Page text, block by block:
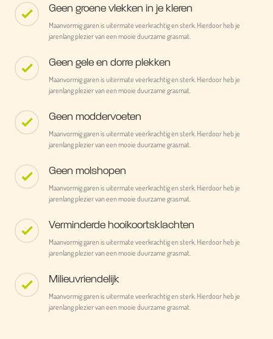
Geen groene vlekken in je kleren
Maanvormig garen is uitermate veerkrachtig en sterk. Hierdoor heb je
jarenlang plezier van een mooie duurzame grasmat.
Geen gele en dorre plekken
Maanvormig garen is uitermate veerkrachtig en sterk. Hierdoor heb je
jarenlang plezier van een mooie duurzame grasmat.
Geen moddervoeten
Maanvormig garen is uitermate veerkrachtig en sterk. Hierdoor heb je
jarenlang plezier van een mooie duurzame grasmat.
Geen molshopen
Maanvormig garen is uitermate veerkrachtig en sterk. Hierdoor heb je
jarenlang plezier van een mooie duurzame grasmat.
Verminderde hooikoortsklachten
Maanvormig garen is uitermate veerkrachtig en sterk. Hierdoor heb je
jarenlang plezier van een mooie duurzame grasmat.
Milieuvriendelijk
Maanvormig garen is uitermate veerkrachtig en sterk. Hierdoor heb je
jarenlang plezier van een mooie duurzame grasmat.